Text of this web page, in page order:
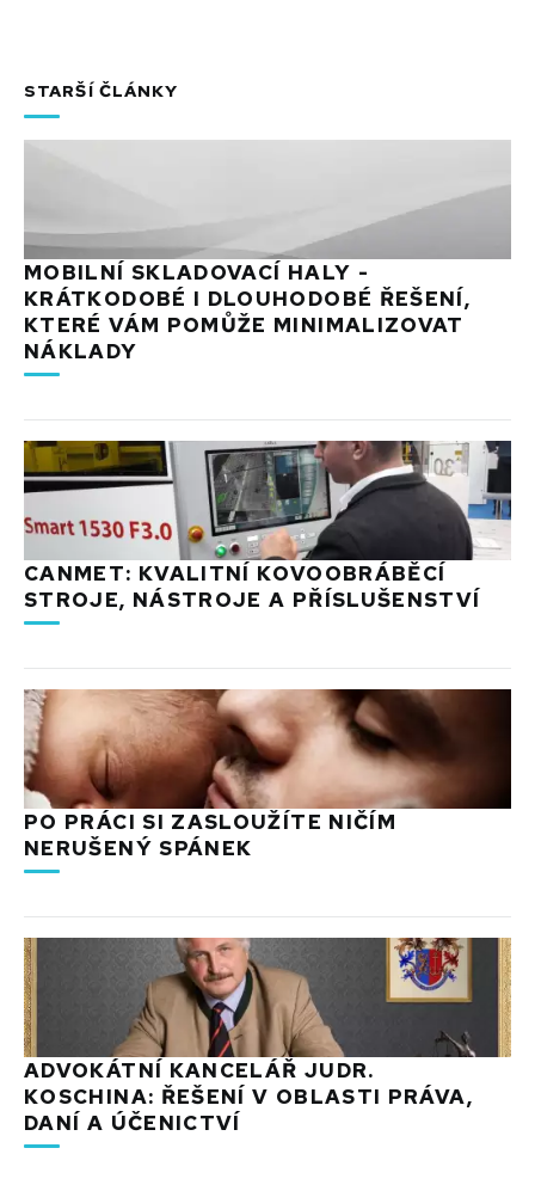
STARŠÍ ČLÁNKY
MOBILNÍ SKLADOVACÍ HALY -
KRÁTKODOBÉ I DLOUHODOBÉ ŘEŠENÍ,
KTERÉ VÁM POMŮŽE MINIMALIZOVAT
NÁKLADY
CANMET: KVALITNÍ KOVOOBRÁBĚCÍ
STROJE, NÁSTROJE A PŘÍSLUŠENSTVÍ
PO PRÁCI SI ZASLOUŽÍTE NIČÍM
NERUŠENÝ SPÁNEK
ADVOKÁTNÍ KANCELÁŘ JUDR.
KOSCHINA: ŘEŠENÍ V OBLASTI PRÁVA,
DANÍ A ÚČENICTVÍ